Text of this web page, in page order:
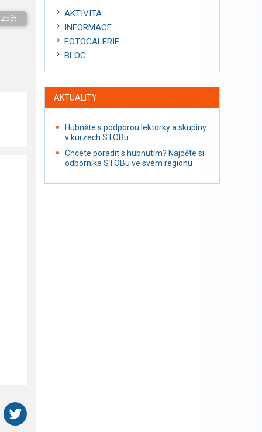
Zpět
AKTIVITA
INFORMACE
FOTOGALERIE
BLOG
AKTUALITY
Hubněte s podporou lektorky a skupiny
v kurzech STOBu
Chcete poradit s hubnutím? Najděte si
odborníka STOBu ve svém regionu